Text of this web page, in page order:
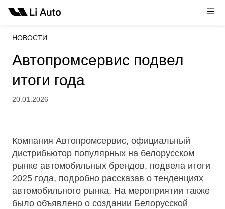
НОВОСТИ
Автопромсервис подвел
итоги года
20.01.2026
Компания Автопромсервис, официальный
дистрибьютор популярных на белорусском
рынке автомобильных брендов, подвела итоги
2025 года, подробно рассказав о тенденциях
автомобильного рынка. На мероприятии также
было объявлено о создании Белорусской